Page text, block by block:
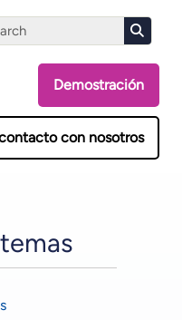
Demostración
con nosotros